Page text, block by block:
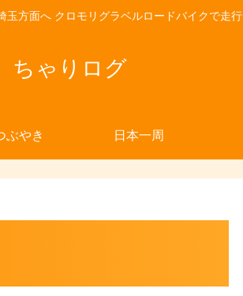
玉方面へ クロモリグラベルロードバイクで走行
ちゃりログ
ぶやき 日本一周